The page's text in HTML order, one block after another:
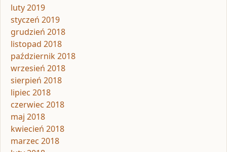
luty 2019
styczeń 2019
grudzień 2018
listopad 2018
październik 2018
wrzesień 2018
sierpień 2018
lipiec 2018
czerwiec 2018
maj 2018
kwiecień 2018
marzec 2018